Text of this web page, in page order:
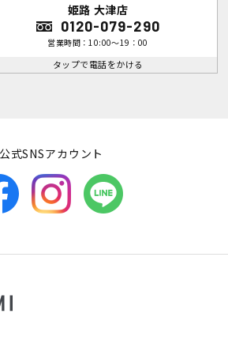
姫路 大津店
0120-079-290
営業時間：10:00～19：00
タップで電話をかける
公式SNSアカウント